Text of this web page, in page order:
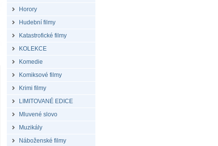
Horory
Hudební filmy
Katastrofické filmy
KOLEKCE
Komedie
Komiksové filmy
Krimi filmy
LIMITOVANÉ EDICE
Mluvené slovo
Muzikály
Náboženské filmy